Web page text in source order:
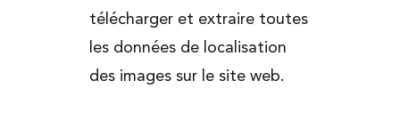
télécharger et extraire toutes
les données de localisation
des images sur le site web.